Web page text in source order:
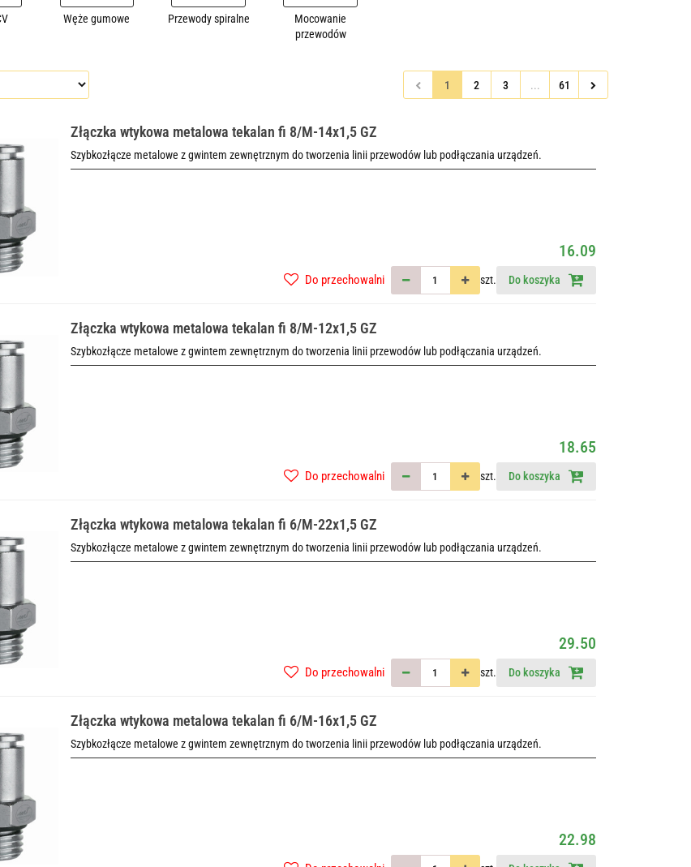
Węże gumowe Przewody spiralne
Mocowanie
przewodów
1 2 3 ... 61
Złączka wtykowa metalowa tekalan fi 8/M-14x1,5 GZ
Szybkozłącze metalowe z gwintem zewnętrznym do tworzenia linii przewodów lub podłączania urządzeń.
16.09
szt. Do koszyka
Do przechowalni
Złączka wtykowa metalowa tekalan fi 8/M-12x1,5 GZ
Szybkozłącze metalowe z gwintem zewnętrznym do tworzenia linii przewodów lub podłączania urządzeń.
18.65
szt. Do koszyka
Do przechowalni
Złączka wtykowa metalowa tekalan fi 6/M-22x1,5 GZ
Szybkozłącze metalowe z gwintem zewnętrznym do tworzenia linii przewodów lub podłączania urządzeń.
29.50
szt. Do koszyka
Do przechowalni
Złączka wtykowa metalowa tekalan fi 6/M-16x1,5 GZ
Szybkozłącze metalowe z gwintem zewnętrznym do tworzenia linii przewodów lub podłączania urządzeń.
22.98